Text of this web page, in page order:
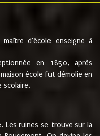
d'école enseigne à
en 1850, après
école fut démolie en
scolaire.
Les ruines se trouve sur la